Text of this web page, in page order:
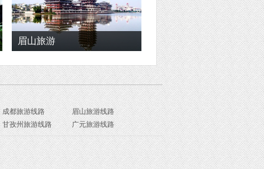
眉山旅游
成都旅游线路
眉山旅游线路
甘孜州旅游线路
广元旅游线路